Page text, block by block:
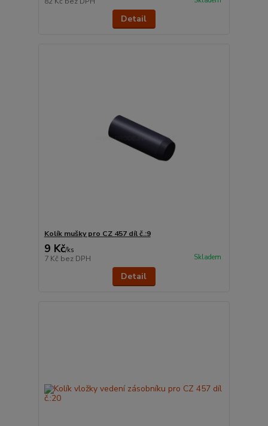
Detail
Kolík mušky pro CZ 457 díl č.:9
9 Kč/ks
7 Kč bez DPH Skladem
Detail